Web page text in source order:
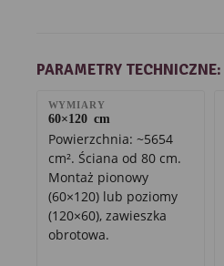
PARAMETRY
WYMIARY
60×120 cm
Powierzchnia: ~5654
cm². Ściana od 80 cm.
Montaż pionowy
(60×120) lub poziomy
(120×60), zawieszka
obrotowa.